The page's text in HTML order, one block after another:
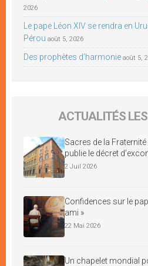
2026
Le pape Léon XIV se rendra en
Pérou août 5, 2026
Des prophètes d’harmonie août 5,
ACTUALITÉS
Sacres de la
publie le décret
2 Juil 2026
Confidences sur le
ami »
22 Mai 2026
Un chapelet mondial